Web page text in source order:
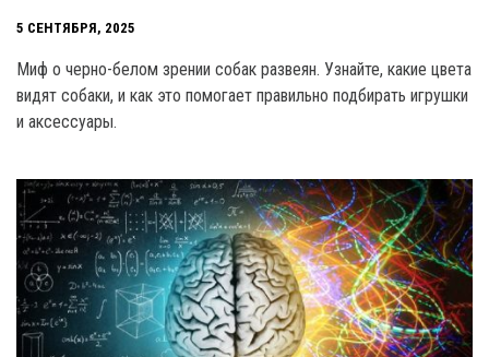
5 СЕНТЯБРЯ, 2025
Миф о черно-белом зрении собак развеян. Узнайте, какие цвета
видят собаки, и как это помогает правильно подбирать игрушки
и аксессуары.